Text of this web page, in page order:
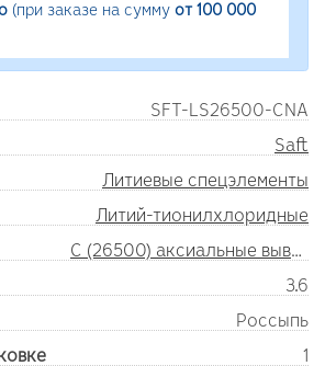
(при заказе на сумму от 100 000
SFT-LS26500-CNA
Saft
Литиевые спецэлементы
Литий-тионилхлоридные
C (26500) аксиальные выводы
3.6
Россыпь
1